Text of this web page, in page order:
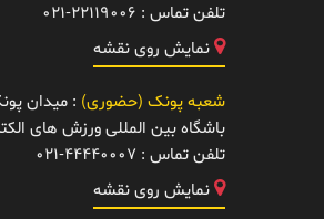
تلفن تماس : 021-22119006
نمایش روی نقشه
شعبه پونک (حضوری) : میدان
باشگاه بین المللی ورزش های
تلفن تماس : 021-44440007
نمایش روی نقشه